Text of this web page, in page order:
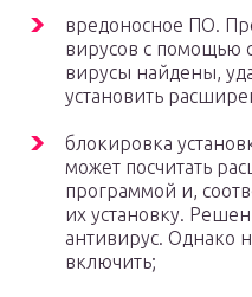
вредоносное ПО.
вирусов с помощью
вирусы найдены,
установить
блокировка
может посчитать
программой и,
их установку.
антивирус. Однако
включить;